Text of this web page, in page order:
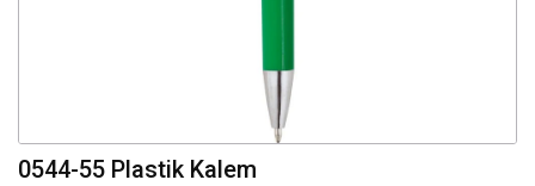
0544-55 Plastik Kalem